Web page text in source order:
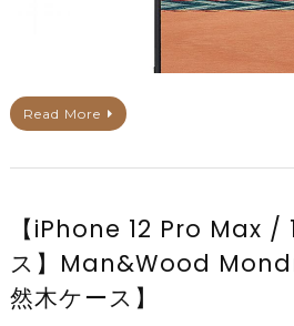
Read More
【iPhone 12 Pro Max /
ス】Man&Wood
然木ケース】